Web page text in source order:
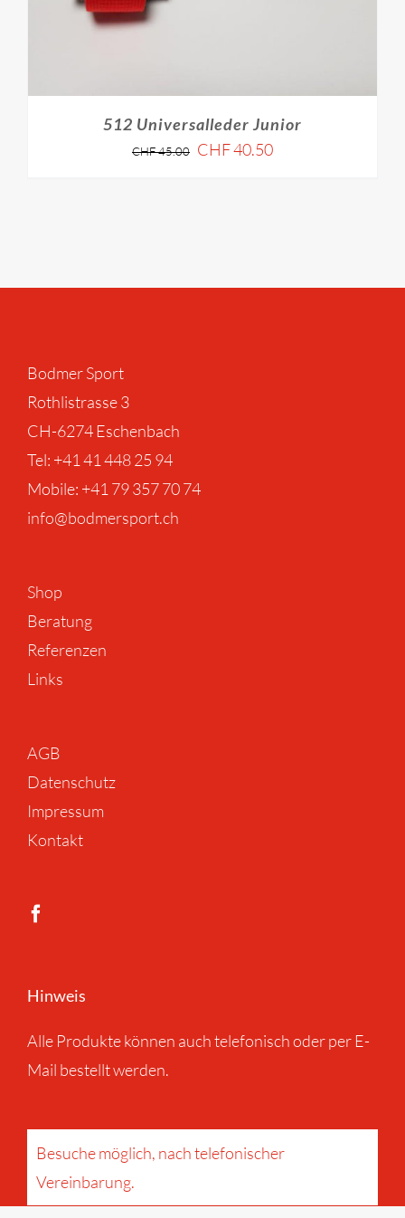
512 Universalleder Junior
CHF45.00 CHF40.50
Bodmer Sport
Rothlistrasse 3
CH-6274 Eschenbach
Tel: +41 41 448 25 94 ‎
Mobile: +41 79 357 70 74
info@bodmersport.ch
Shop
Beratung
Referenzen
Links
AGB
Datenschutz
Impressum
Kontakt
Hinweis
Alle Produkte können auch telefonisch oder per E-
Mail bestellt werden.
Besuche möglich, nach telefonischer
Vereinbarung.